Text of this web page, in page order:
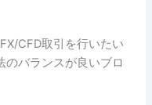
CFD取引を行いたい
のバランスが良いブロ